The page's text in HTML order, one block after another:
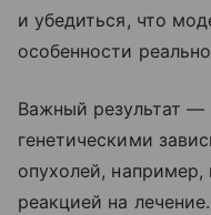
и убедиться, что
особенности
Важный результат —
генетическими
опухолей,
реакцией на